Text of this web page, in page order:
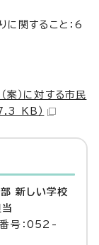
に関すること：6
案）に対する市民
KB）
新しい学校
号：052-